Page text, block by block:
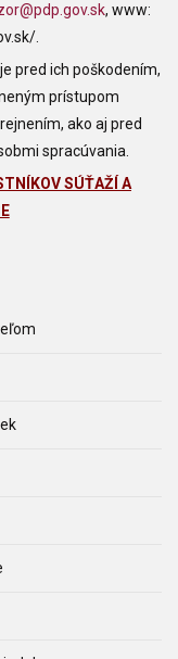
, www:
.
pred ich poškodením,
prístupom
ako aj pred
spracúvania.
SÚŤAŽÍ A